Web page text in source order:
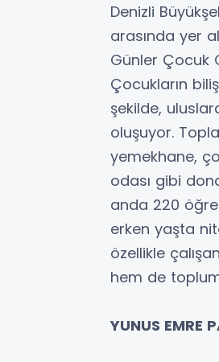
Denizli
arasında yer
Günler Çocuk
Çocukların
şekilde,
oluşuyor.
yemekhane,
odası gibi
anda 220
erken yaşta
özellikle
hem de
YUNUS EMRE